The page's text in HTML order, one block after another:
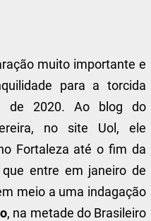
muito importante e
para a torcida
de 2020. Ao blog do
no site Uol, ele
Fortaleza até o fim da
entre em janeiro de
meio a uma indagação
, na metade do Brasileiro